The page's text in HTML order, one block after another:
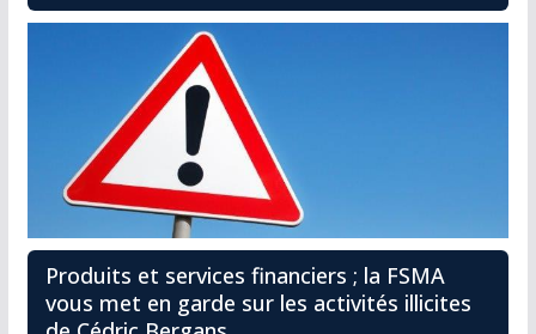
Produits et services financiers ; la FSMA
vous met en garde sur les activités illicites